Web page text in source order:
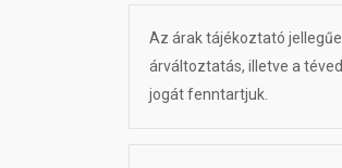
Az árak tájékoztató
árváltoztatás, illetve a
jogát fenntartjuk.